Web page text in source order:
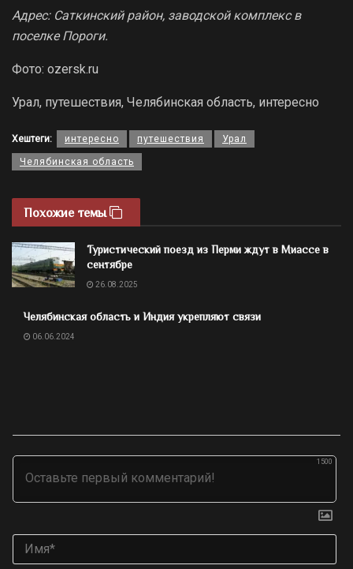
Адрес: Саткинский район, заводской комплекс в
поселке Пороги.
Фото: ozersk.ru
Урал, путешествия, Челябинская область, интересно
Хештеги: интересно путешествия Урал
Челябинская область
Похожие темы
Туристический поезд из Перми ждут в Миассе в
сентябре
26.08.2025
Челябинская область и Индия укрепляют связи
06.06.2024
1500